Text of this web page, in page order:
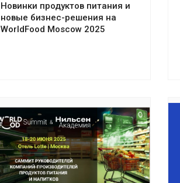
Новинки продуктов питания и
новые бизнес-решения на
WorldFood Moscow 2025